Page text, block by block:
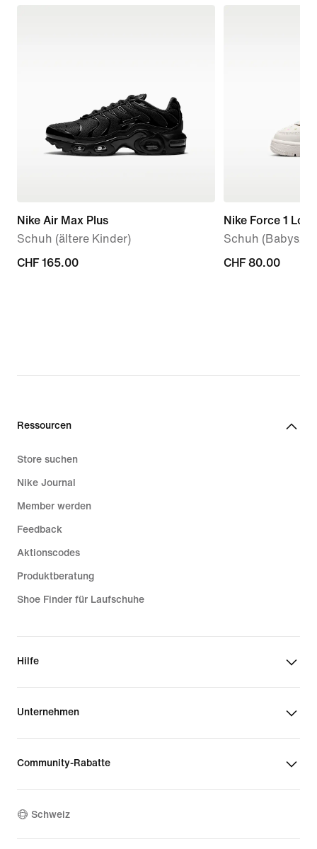
Nike Air Max Plus
Schuh (ältere Kinder)
CHF 165.00
CHF 165.00
Nike Force 1 Low
Schuh (Babys/
CHF 80.00
CHF 80.00
Ressourcen
Store suchen
Nike Journal
Member werden
Feedback
Aktionscodes
Produktberatung
Shoe Finder für Laufschuhe
Hilfe
Unternehmen
Community-Rabatte
Schweiz